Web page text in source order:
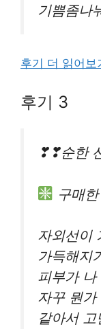
기쁨좀나
후기 더 읽어보
후기 3
❣❣순한
구매
자외선이
가득해지
피부가 나
자꾸 뭔가
같아서